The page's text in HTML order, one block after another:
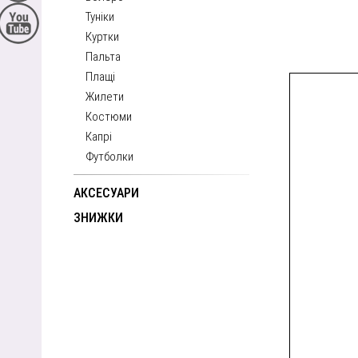
Туніки
Куртки
Пальта
Плащі
Жилети
Костюми
Капрі
Футболки
АКСЕСУАРИ
ЗНИЖКИ